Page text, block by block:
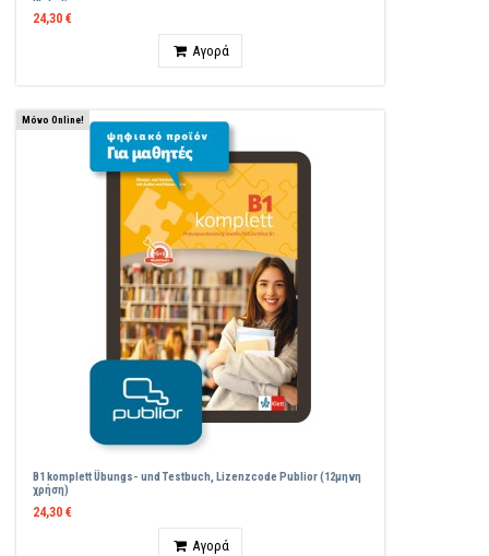
24,30 €
Αγορά
Μόνο Online!
B1 komplett Übungs- und Testbuch, Lizenzcode Publior (12μηνη
χρήση)
24,30 €
Αγορά